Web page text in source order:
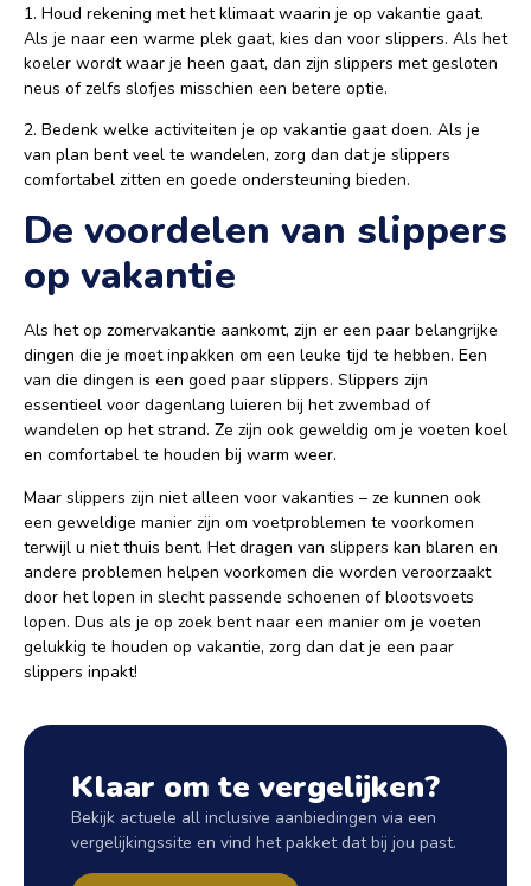
1. Houd rekening met het klimaat waarin je op vakantie gaat.
Als je naar een warme plek gaat, kies dan voor slippers. Als het
koeler wordt waar je heen gaat, dan zijn slippers met gesloten
neus of zelfs slofjes misschien een betere optie.
2. Bedenk welke activiteiten je op vakantie gaat doen. Als je
van plan bent veel te wandelen, zorg dan dat je slippers
comfortabel zitten en goede ondersteuning bieden.
De voordelen van slippers
op vakantie
Als het op zomervakantie aankomt, zijn er een paar belangrijke
dingen die je moet inpakken om een leuke tijd te hebben. Een
van die dingen is een goed paar slippers. Slippers zijn
essentieel voor dagenlang luieren bij het zwembad of
wandelen op het strand. Ze zijn ook geweldig om je voeten koel
en comfortabel te houden bij warm weer.
Maar slippers zijn niet alleen voor vakanties – ze kunnen ook
een geweldige manier zijn om voetproblemen te voorkomen
terwijl u niet thuis bent. Het dragen van slippers kan blaren en
andere problemen helpen voorkomen die worden veroorzaakt
door het lopen in slecht passende schoenen of blootsvoets
lopen. Dus als je op zoek bent naar een manier om je voeten
gelukkig te houden op vakantie, zorg dan dat je een paar
slippers inpakt!
Klaar om te vergelijken?
Bekijk actuele all inclusive aanbiedingen via een
vergelijkingssite en vind het pakket dat bij jou past.